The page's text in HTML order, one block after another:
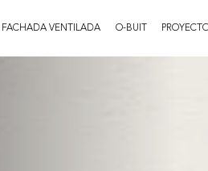
FACHADA VENTILADA O-BUIT